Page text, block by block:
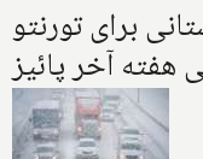
برای تورنتو
هفته آخر پائیز